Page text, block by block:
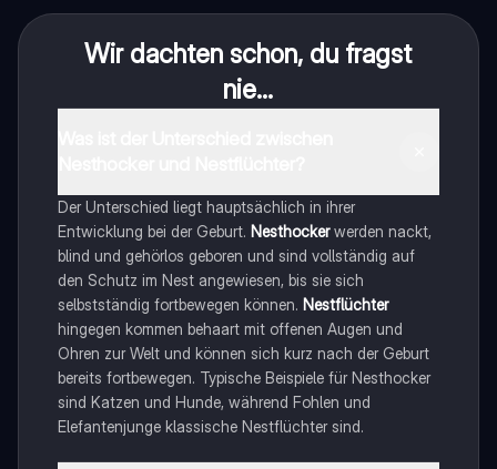
Wir dachten schon, du fragst
nie...
Der Unterschied liegt hauptsächlich in ihrer
Entwicklung bei der Geburt. Nesthockerwerden nackt,
blind und gehörlos geboren und sind vollständig auf
den Schutz im Nest angewiesen, bis sie sich
selbstständig fortbewegen können. Nestflüchter
hingegen kommen behaart mit offenen Augen und
Ohren zur Welt und können sich kurz nach der Geburt
bereits fortbewegen. Typische Beispiele für Nesthocker
sind Katzen und Hunde, während Fohlen und
Elefantenjunge klassische Nestflüchter sind.